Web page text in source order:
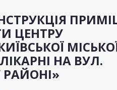
ЦЕНТРУ
НА ВУЛ.